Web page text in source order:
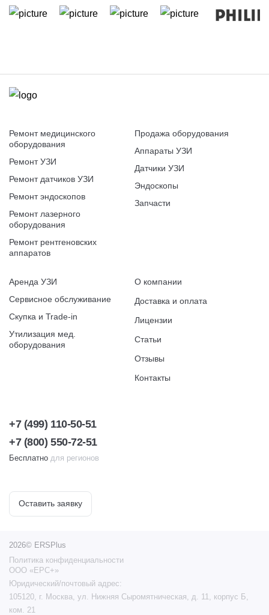
Ремонт медицинского
оборудования
Ремонт УЗИ
Ремонт датчиков УЗИ
Ремонт эндоскопов
Ремонт лазерного
оборудования
Ремонт рентгеновских
аппаратов
Продажа оборудования
Аппараты УЗИ
Датчики УЗИ
Эндоскопы
Запчасти
Аренда УЗИ
Сервисное обслуживание
Скупка и Trade-in
Утилизация мед.
оборудования
О компании
Доставка и оплата
Лицензии
Статьи
Отзывы
Контакты
+7 (499) 110-50-51
+7 (800) 550-72-51
Бесплатно для регионов
Оставить заявку
2026© ERSPlus
Политика конфиденциальности
ООО «ЕРС+»
Юридический/почтовый адрес:
105120, г. Москва, ул. Нижняя Сыромятническая, д. 11, корпус Б,
ком. 21